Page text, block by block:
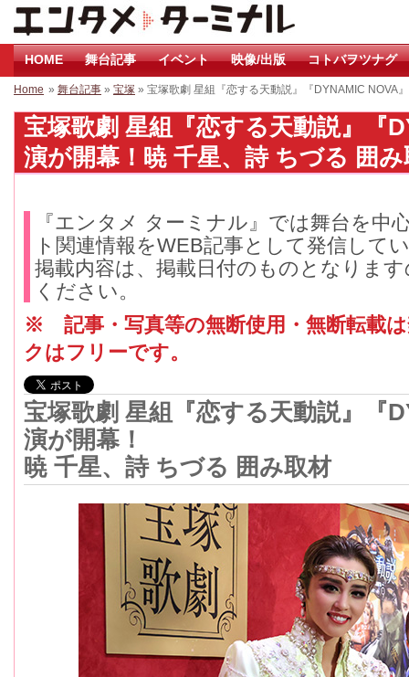
HOME 舞台記事 イベント 映像/出版 コトバヲツナグ
Home » 舞台記事 » 宝塚 » 宝塚歌劇 星組『恋する天動説』『DYNAMIC NOVA
宝塚歌劇 星組『恋する天動説』『
演が開幕！暁 千星、詩 ちづる 囲
『エンタメ ターミナル』では舞台を中
ト関連情報をWEB記事として発信して
掲載内容は、掲載日付のものとなりま
ください。
※ 記事・写真等の無断使用・無断転載
クはフリーです。
宝塚歌劇 星組『恋する天動説』『
演が開幕！
暁 千星、詩 ちづる 囲み取材